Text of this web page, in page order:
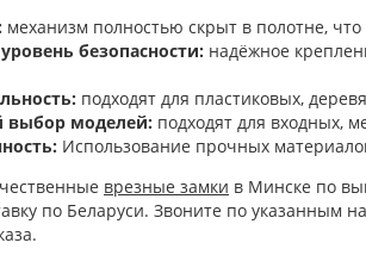
механизм полностью скрыт в полотне,
безопасности: надёжное
подходят для пластиковых,
моделей: подходят для входных,
: Использование прочных
врезные замки в Минске по
по Беларуси. Звоните по указанным